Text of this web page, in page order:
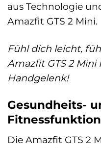
aus Technologie
Amazfit GTS 2 Mini.
Fühl dich leicht,
Amazfit GTS 2
Handgelenk!
Gesundheits-
Die Amazfit GTS 2